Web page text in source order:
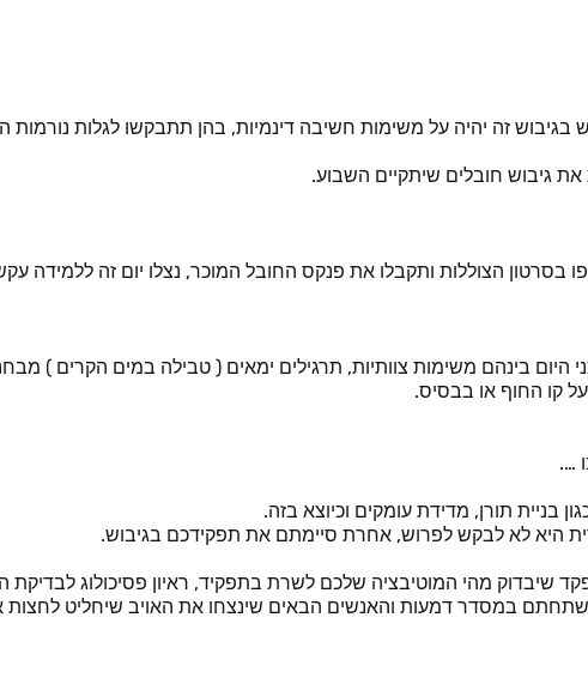
זה יהיה על משימות חשיבה דינמיות, בהן תתבקשו לגלות נורמות
גיבוש חובלים שיתקיים השבוע.
בסרטון הצוללות ותקבלו את פנקס החובל המוכר, נצלו יום זה ללמידה
היום בינהם משימות צוותיות, תרגילים ימאים ( טבילה במים הקרים )
קו החוף או בבסיס.
….
בניית תורן, מדידת עומקים וכיוצא בזה.
היא לא לבקש לפרוש, אחרת סיימתם את תפקידכם בגיבוש.
שיבדוק מהי המוטיבציה שלכם לשרת בתפקיד, ראיון פסיכולוג
במסדר דמעות והאנשים הבאים שינצחו את האויב שיחליט לחצות